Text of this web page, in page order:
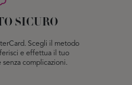
SICURO
Scegli il metodo
e effettua il tuo
complicazioni.